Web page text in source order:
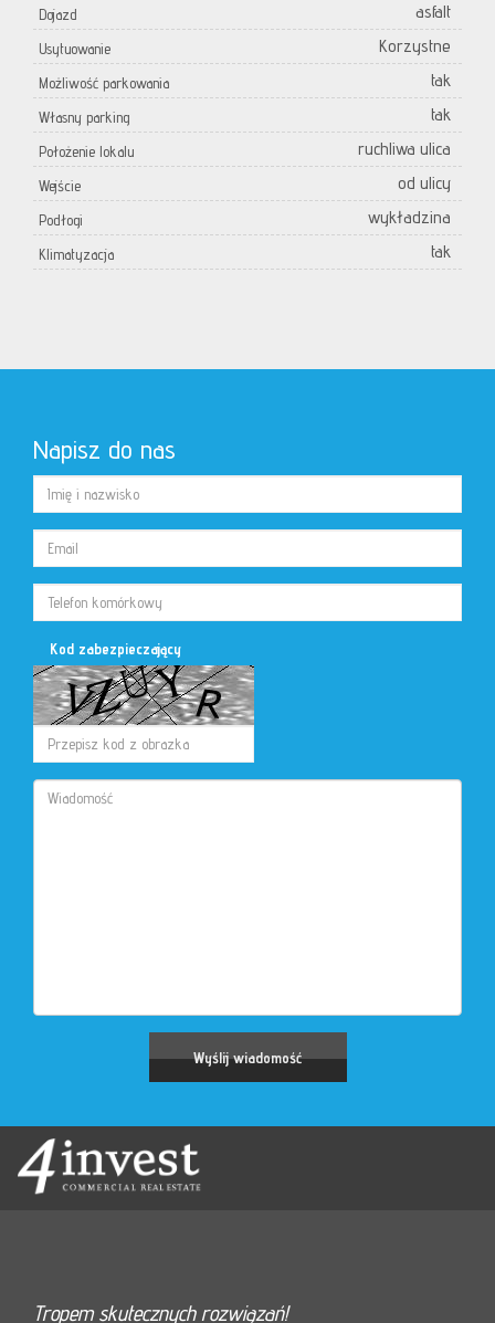
Dojazd asfalt
Usytuowanie Korzystne
Możliwość parkowania tak
Własny parking tak
Położenie lokalu ruchliwa ulica
Wejście od ulicy
Podłogi wykładzina
Klimatyzacja tak
Napisz do nas
Kod zabezpieczający
Tropem skutecznych rozwiązań!